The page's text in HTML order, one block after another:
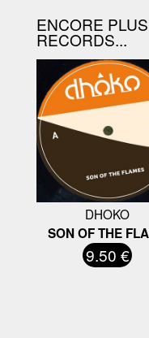
ENCORE
RECORDS...
DHOKO
SON OF THE
9.50 €